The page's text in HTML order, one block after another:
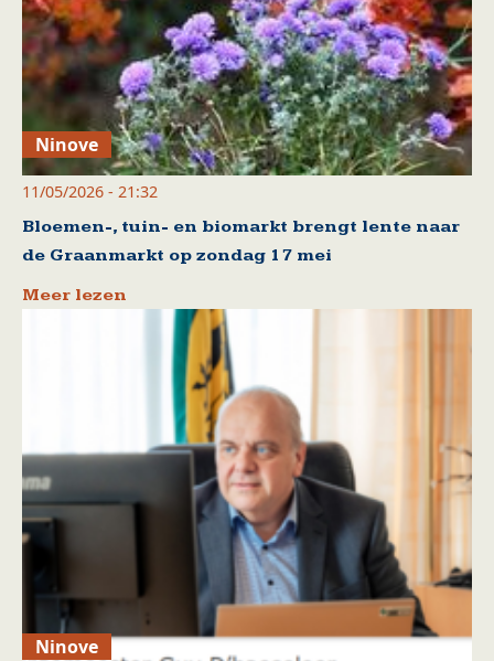
Ninove
11/05/2026 - 21:32
Bloemen-, tuin- en biomarkt brengt lente naar
de Graanmarkt op zondag 17 mei
Meer lezen
Ninove